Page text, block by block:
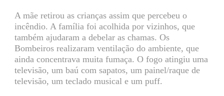
A mãe retirou as crianças assim que percebeu o
incêndio. A família foi acolhida por vizinhos, que
também ajudaram a debelar as chamas. Os
Bombeiros realizaram ventilação do ambiente, que
ainda concentrava muita fumaça. O fogo atingiu uma
televisão, um baú com sapatos, um painel/raque de
televisão, um teclado musical e um puff.